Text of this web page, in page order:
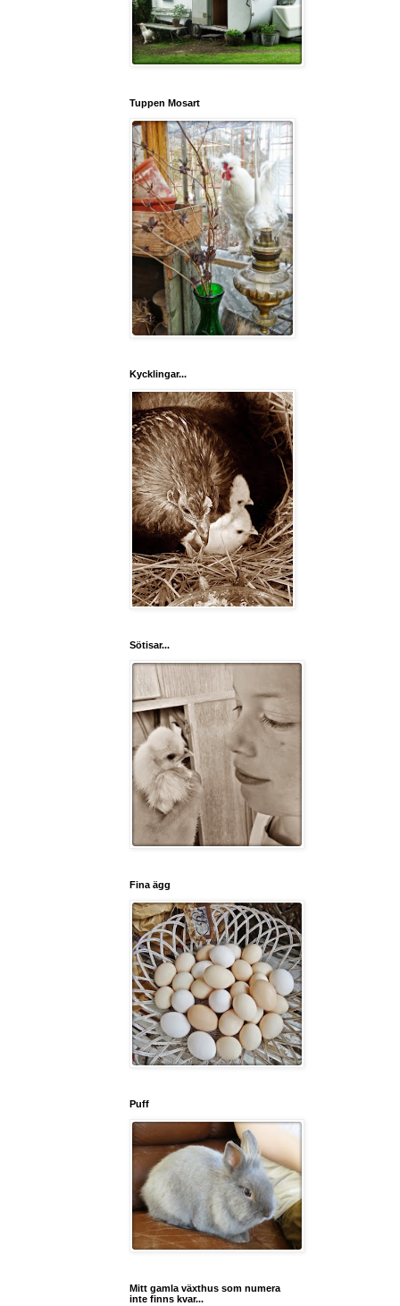
Tuppen Mosart
Kycklingar...
Sötisar...
Fina ägg
Puff
Mitt gamla växthus som numera
inte finns kvar...